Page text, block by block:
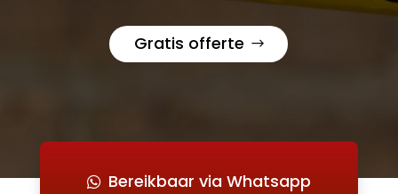
Gratis offerte
Bereikbaar via Whatsapp